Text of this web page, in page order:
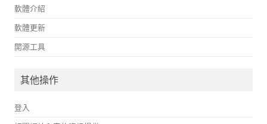
軟體介紹
軟體更新
開源工具
其他操作
登入